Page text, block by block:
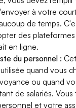
à votre
de temps.
des
en ligne.
du personnel :
quand vous
ou quand
de salariés. Vous
et votre